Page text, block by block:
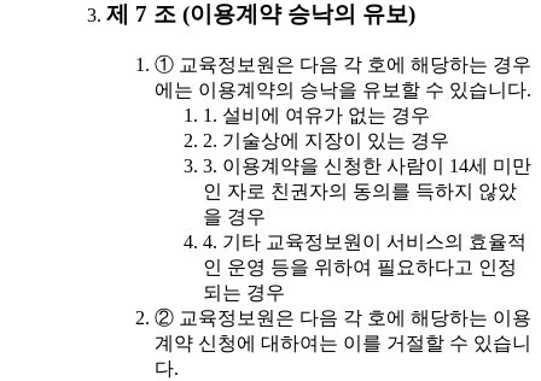
제 7 조 (이용계약 승낙의 유보)
① 교육정보원은 다음 각 호에 해당하는 경우
에는 이용계약의 승낙을 유보할 수 있습니다.
1. 설비에 여유가 없는 경우
2. 기술상에 지장이 있는 경우
3. 이용계약을 신청한 사람이 14세 미만
인 자로 친권자의 동의를 득하지 않았
을 경우
4. 기타 교육정보원이 서비스의 효율적
인 운영 등을 위하여 필요하다고 인정
되는 경우
② 교육정보원은 다음 각 호에 해당하는 이용
계약 신청에 대하여는 이를 거절할 수 있습니
다.